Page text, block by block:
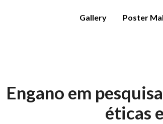
Gallery Poster
Engano em
éticas